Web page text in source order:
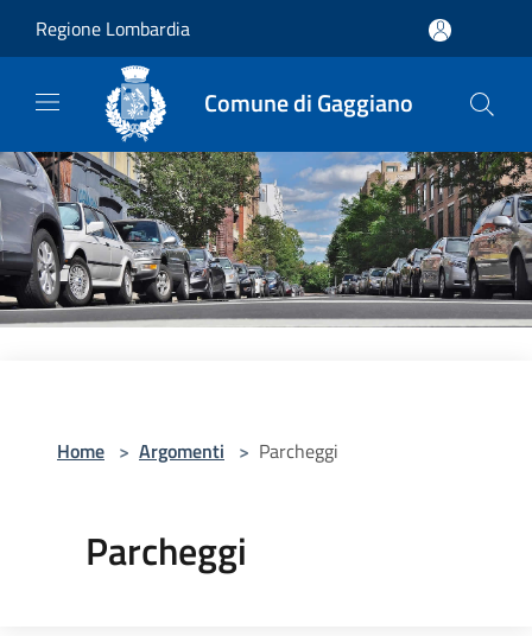
Regione Lombardia
Comune di Gaggiano
Home > Argomenti > Parcheggi
Parcheggi